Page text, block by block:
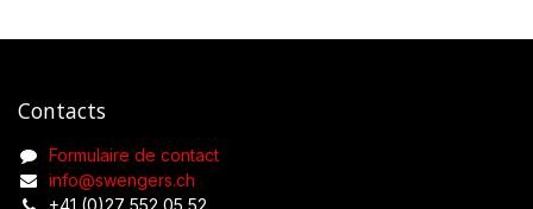
Contacts
Formulaire de contact
info@swengers.ch
+41 (0)27 552 05 52